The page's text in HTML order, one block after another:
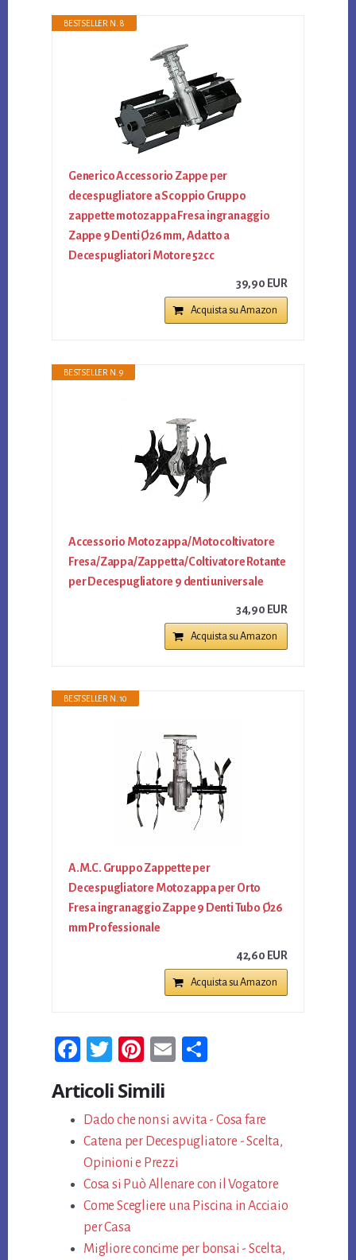
BESTSELLER N. 8
Generico Accessorio Zappe per
decespugliatore a Scoppio Gruppo
zappette motozappa Fresa ingranaggio
Zappe 9 Denti Ø26 mm, Adatto a
Decespugliatori Motore 52cc
39,90 EUR
Acquista su Amazon
BESTSELLER N. 9
Accessorio Motozappa/Motocoltivatore
Fresa/Zappa/Zappetta/Coltivatore Rotante
per Decespugliatore 9 denti universale
34,90 EUR
Acquista su Amazon
BESTSELLER N. 10
A.M.C. Gruppo Zappette per
Decespugliatore Motozappa per Orto
Fresa ingranaggio Zappe 9 Denti Tubo Ø26
mm Professionale
42,60 EUR
Acquista su Amazon
Fa
bo
ok
T
tt
er
Pi
er
es
t
E
vi
di
Articoli Simili
Dado che non si avvita​ - Cosa fare
Catena per Decespugliatore - Scelta,
Opinioni e Prezzi
Cosa si Può Allenare con il Vogatore
Come Scegliere una Piscina in Acciaio
per Casa
Migliore concime per bonsai​ - Scelta,